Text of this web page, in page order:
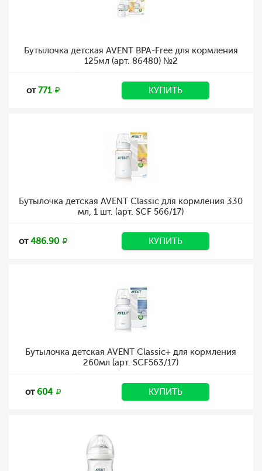
Бутылочка детская AVENT BPA-Free для кормления
125мл (арт. 86480) №2
от771 КУПИТЬ
Бутылочка детская AVENT Classic для кормления 330
мл, 1 шт. (арт. SCF 566/17)
от486.90 КУПИТЬ
Бутылочка детская AVENT Classic+ для кормления
260мл (арт. SCF563/17)
от604 КУПИТЬ